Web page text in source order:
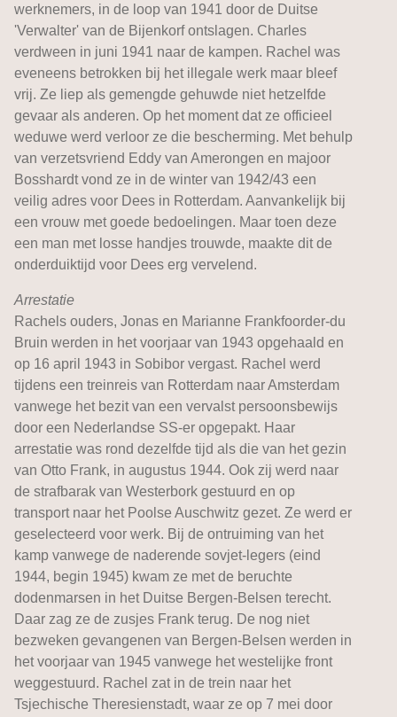
werknemers, in de loop van 1941 door de Duitse
'Verwalter' van de Bijenkorf ontslagen. Charles
verdween in juni 1941 naar de kampen. Rachel was
eveneens betrokken bij het illegale werk maar bleef
vrij. Ze liep als gemengde gehuwde niet hetzelfde
gevaar als anderen. Op het moment dat ze officieel
weduwe werd verloor ze die bescherming. Met behulp
van verzetsvriend Eddy van Amerongen en majoor
Bosshardt vond ze in de winter van 1942/43 een
veilig adres voor Dees in Rotterdam. Aanvankelijk bij
een vrouw met goede bedoelingen. Maar toen deze
een man met losse handjes trouwde, maakte dit de
onderduiktijd voor Dees erg vervelend.
Arrestatie
Rachels ouders, Jonas en Marianne Frankfoorder-du
Bruin werden in het voorjaar van 1943 opgehaald en
op 16 april 1943 in Sobibor vergast. Rachel werd
tijdens een treinreis van Rotterdam naar Amsterdam
vanwege het bezit van een vervalst persoonsbewijs
door een Nederlandse SS-er opgepakt. Haar
arrestatie was rond dezelfde tijd als die van het gezin
van Otto Frank, in augustus 1944. Ook zij werd naar
de strafbarak van Westerbork gestuurd en op
transport naar het Poolse Auschwitz gezet. Ze werd er
geselecteerd voor werk. Bij de ontruiming van het
kamp vanwege de naderende sovjet-legers (eind
1944, begin 1945) kwam ze met de beruchte
dodenmarsen in het Duitse Bergen-Belsen terecht.
Daar zag ze de zusjes Frank terug. De nog niet
bezweken gevangenen van Bergen-Belsen werden in
het voorjaar van 1945 vanwege het westelijke front
weggestuurd. Rachel zat in de trein naar het
Tsjechische Theresienstadt, waar ze op 7 mei door